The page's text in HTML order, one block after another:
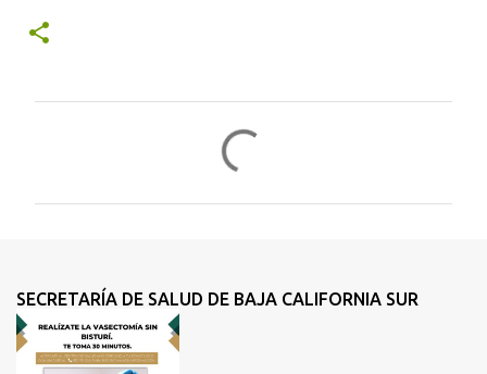
t
r
SECRETARÍA DE SALUD DE BAJA CALIFORNIA SUR